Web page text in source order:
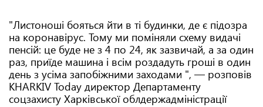
"Листоноші бояться йти в ті будинки, де є підозра
на коронавірус. Тому ми поміняли схему видачі
пенсій: це буде не з 4 по 24, як зазвичай, а за один
раз, приїде машина і всім роздадуть гроші в один
день з усіма запобіжними заходами ", — розповів
KHARKIV Today директор Департаменту
соцзахисту Харківської облдержадміністрації